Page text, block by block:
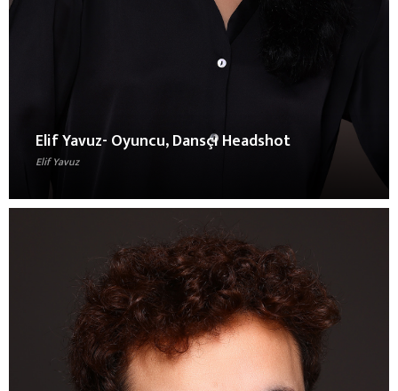
Elif Yavuz- Oyuncu, Dansçı Headshot
Elif Yavuz